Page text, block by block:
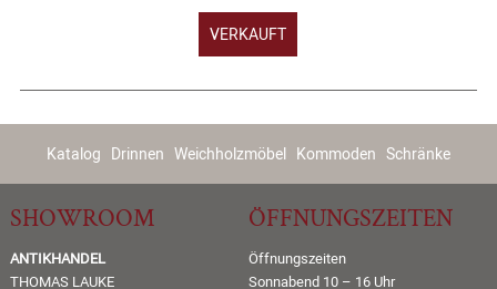
VERKAUFT
Katalog Drinnen Weichholzmöbel Kommoden Schränke
SHOWROOM
ANTIKHANDEL
THOMAS LAUKE
ÖFFNUNGSZEITEN
Öffnungszeiten
Sonnabend 10 – 16 Uhr